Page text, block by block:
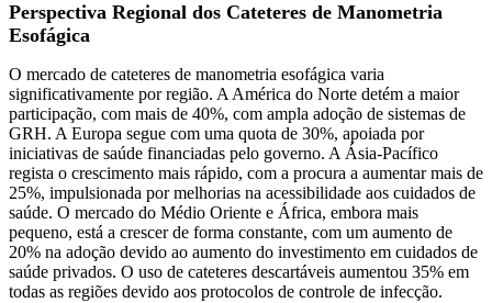
Perspectiva Regional dos Cateteres de Manometria
Esofágica
O mercado de cateteres de manometria esofágica varia
significativamente por região. A América do Norte detém a maior
participação, com mais de 40%, com ampla adoção de sistemas de
GRH. A Europa segue com uma quota de 30%, apoiada por
iniciativas de saúde financiadas pelo governo. A Ásia-Pacífico
regista o crescimento mais rápido, com a procura a aumentar mais de
25%, impulsionada por melhorias na acessibilidade aos cuidados de
saúde. O mercado do Médio Oriente e África, embora mais
pequeno, está a crescer de forma constante, com um aumento de
20% na adoção devido ao aumento do investimento em cuidados de
saúde privados. O uso de cateteres descartáveis ​​aumentou 35% em
todas as regiões devido aos protocolos de controle de infecção.